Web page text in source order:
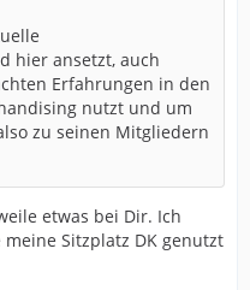
hier ansetzt, auch
Erfahrungen in den
nutzt und um
zu seinen Mitgliedern
etwas bei Dir. Ich
Sitzplatz DK genutzt